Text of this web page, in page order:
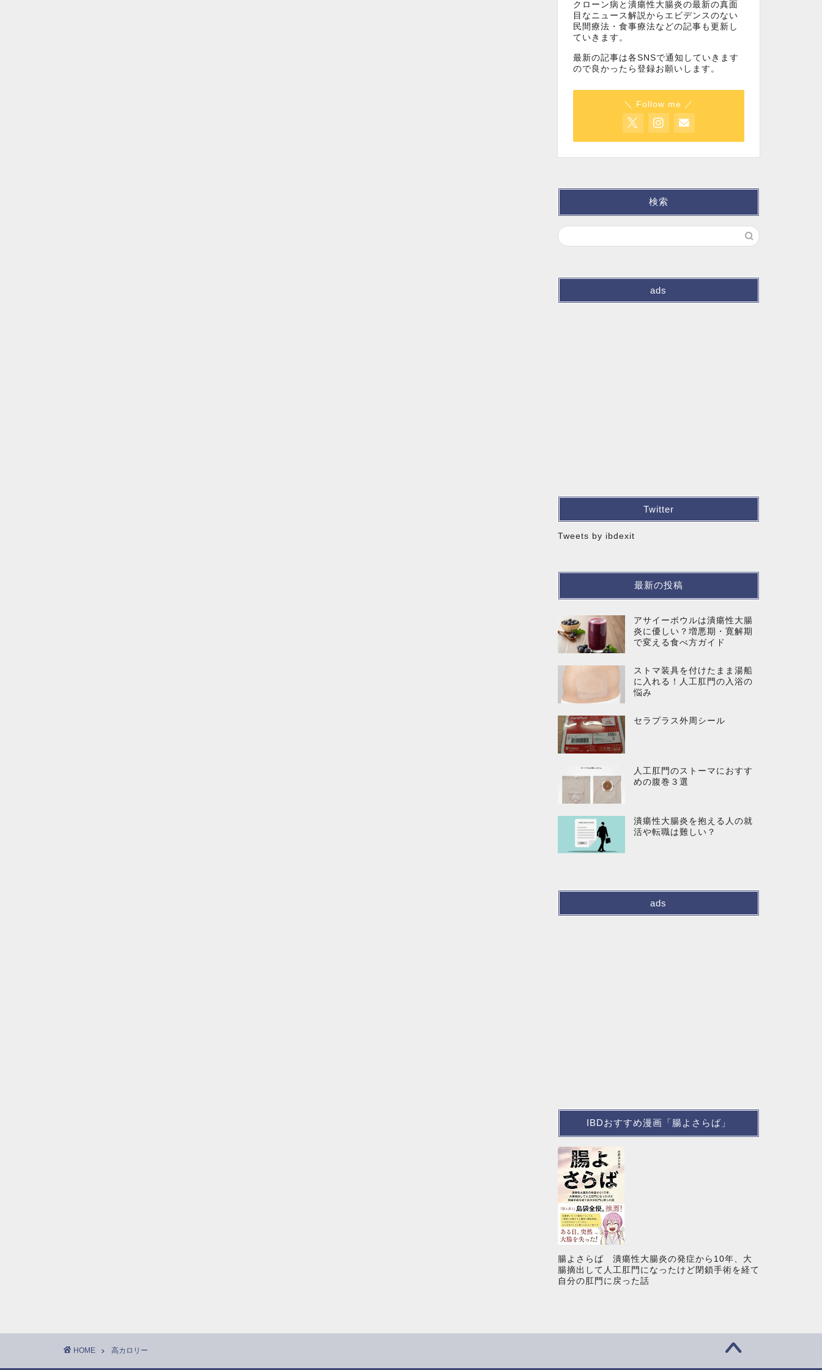
クローン病と潰瘍性大腸炎の最新の真面
目なニュース解説からエビデンスのない
民間療法・食事療法などの記事も更新し
ていきます。
最新の記事は各SNSで通知していきます
ので良かったら登録お願いします。
＼ Follow me ／
検索
ads
Twitter
Tweets by ibdexit
最新の投稿
アサイーボウルは潰瘍性大腸
炎に優しい？増悪期・寛解期
で変える食べ方ガイド
ストマ装具を付けたまま湯船
に入れる！人工肛門の入浴の
悩み
セラプラス外周シール
人工肛門のストーマにおすす
めの腹巻３選
潰瘍性大腸炎を抱える人の就
活や転職は難しい？
ads
IBDおすすめ漫画「腸よさらば」
腸よさらば 潰瘍性大腸炎の発症から10年、大
腸摘出して人工肛門になったけど閉鎖手術を経て
自分の肛門に戻った話
HOME 高カロリー